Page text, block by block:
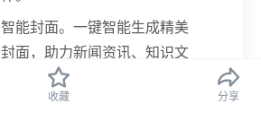
收藏 分享
智能封面。一键智能生成精美
封面，助力新闻资讯、知识文
章、短视频、直播、教学课程
等内容更吸睛，提升点击转化